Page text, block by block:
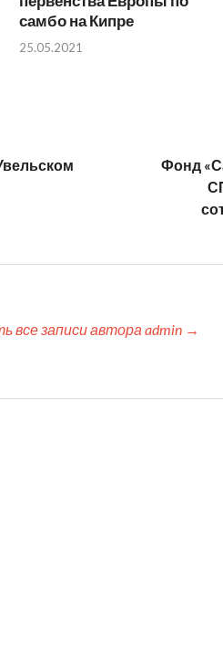
самбо на Кипре
25.05.2021
Фонд
все записи автора admin →